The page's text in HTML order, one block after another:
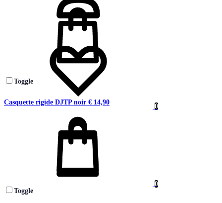
0
0
Toggle
Casquette rigide DJTP noir € 14,90
Toggle